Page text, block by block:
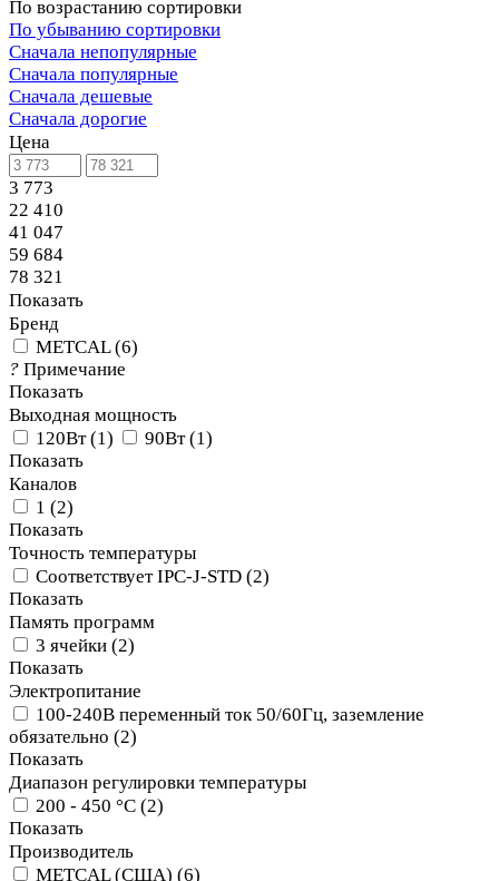
По возрастанию сортировки
По убыванию сортировки
Сначала непопулярные
Сначала популярные
Сначала дешевые
Сначала дорогие
Цена
3 773
22 410
41 047
59 684
78 321
Показать
Бренд
METCAL(6)
? Примечание
Показать
Выходная мощность
120Вт(1) 90Вт(1)
Показать
Каналов
1 (2)
Показать
Точность температуры
Соответствует IPC-J-STD (2)
Показать
Память программ
3 ячейки (2)
Показать
Электропитание
100-240В переменный ток 50/60Гц, заземление
обязательно (2)
Показать
Диапазон регулировки температуры
200 - 450 °C (2)
Показать
Производитель
METCAL (США) (6)